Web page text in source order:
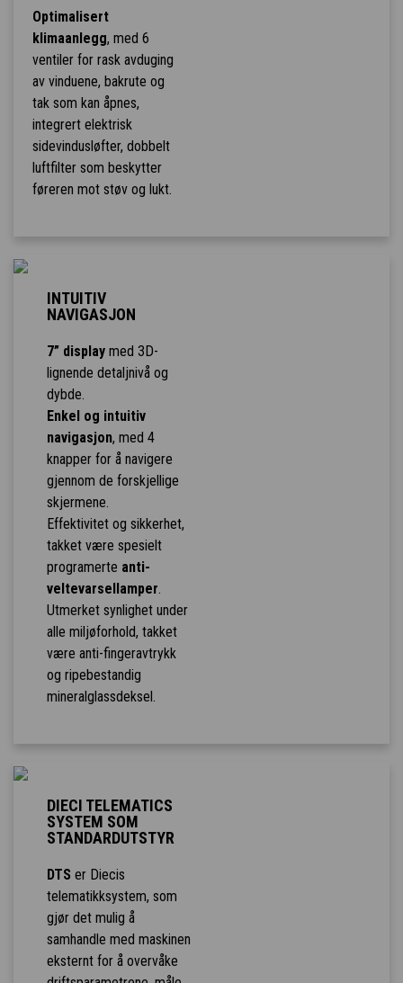
Optimalisert
klimaanlegg, med 6
ventiler for rask avduging
av vinduene, bakrute og
tak som kan åpnes,
integrert elektrisk
sidevindusløfter, dobbelt
luftfilter som beskytter
føreren mot støv og lukt.
INTUITIV
NAVIGASJON
7” displaymed 3D-
lignende detaljnivå og
dybde.
Enkel og intuitiv
navigasjon, med 4
knapper for å navigere
gjennom de forskjellige
skjermene.
Effektivitet og sikkerhet,
takket være spesielt
programerte anti-
veltevarsellamper.
Utmerket synlighet under
alle miljøforhold, takket
være anti-fingeravtrykk
og ripebestandig
mineralglassdeksel.
DIECI TELEMATICS
SYSTEM SOM
STANDARDUTSTYR
DTS er Diecis
telematikksystem, som
gjør det mulig å
samhandle med maskinen
eksternt for å overvåke